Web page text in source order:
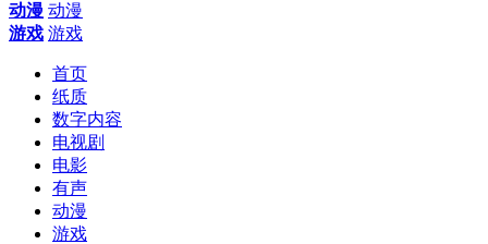
动漫 动漫
游戏 游戏
首页
纸质
数字内容
电视剧
电影
有声
动漫
游戏